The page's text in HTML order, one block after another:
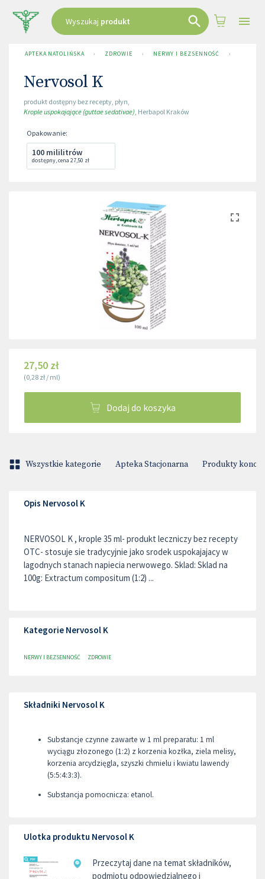
Wyszukaj produkt
APTEKA NATOLIŃSKA › ZDROWIE › NERWY I BEZSENNOŚĆ ›
Nervosol K
produkt dostępny bez recepty, płyn,
Krople uspokajające (guttae sedativae), Herbapol Kraków
Opakowanie:
100 mililitrów
dostępny,cena 27,50 zł
27,50 zł
(0,28 zł / ml)
Dodaj do koszyka
Wszystkie kategorie Apteka Stacjonarna Produkty
Opis Nervosol K
NERVOSOL K , krople 35 ml- produkt leczniczy bez recepty
OTC- stosuje sie tradycyjnie jako srodek uspokajajacy w
lagodnych stanach napiecia nerwowego. Sklad: Sklad na
100g: Extractum compositum (1:2) ...
Kategorie Nervosol K
NERWY I BEZSENNOŚĆ ZDROWIE
Składniki Nervosol K
Substancje czynne zawarte w 1 ml preparatu: 1 ml
wyciągu złozonego (1:2) z korzenia kozłka, ziela melisy,
korzenia arcydzięgla, szyszki chmielu i kwiatu lawendy
(5:5:4:3:3).
Substancja pomocnicza: etanol.
Ulotka produktu Nervosol K
Przeczytaj dane na temat składników,
podmiotu odpowiedzialnego i